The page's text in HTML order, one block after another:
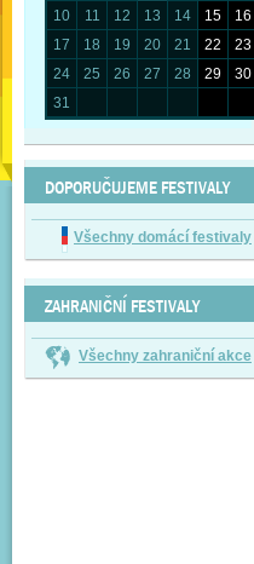
10
11 12 13 14 15
16
17
18 19 20 21 22
23
24
25 26 27 28 29
30
31
DOPORUČUJEME FESTIVALY
Všechny domácí festivaly
ZAHRANIČNÍ FESTIVALY
Všechny zahraniční akce